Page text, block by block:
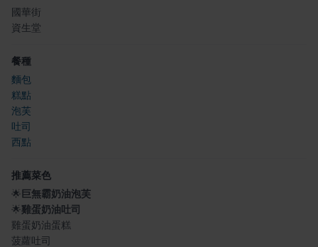
國華街
資生堂
餐種
麵包
糕點
泡芙
吐司
西點
推薦菜色
🌟 巨無霸奶油泡芙
🌟雞蛋奶油吐司
雞蛋奶油蛋糕
菠蘿吐司